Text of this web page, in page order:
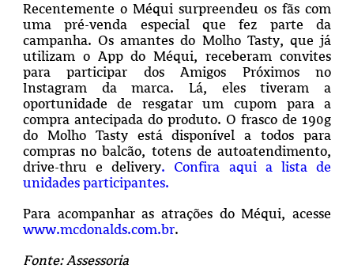
Recentemente o Méqui surpreendeu os fãs com
uma pré-venda especial que fez parte da
campanha. Os amantes do Molho Tasty, que já
utilizam o App do Méqui, receberam convites
para participar dos Amigos Próximos no
Instagram da marca. Lá, eles tiveram a
oportunidade de resgatar um cupom para a
compra antecipada do produto. O frasco de 190g
do Molho Tasty está disponível a todos para
compras no balcão, totens de autoatendimento,
drive-thru e delivery. Confira aqui a lista de
unidades participantes.
Para acompanhar as atrações do Méqui, acesse
www.mcdonalds.com.br.
Fonte: Assessoria